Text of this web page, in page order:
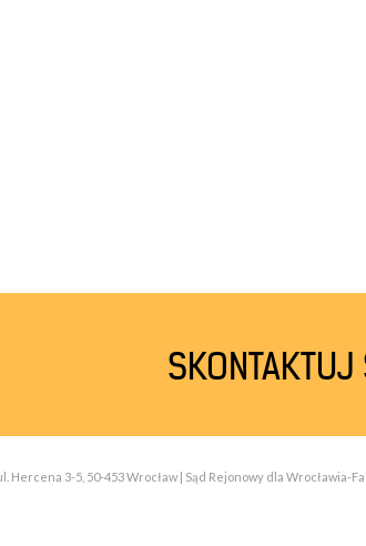
Hercena 3-5, 50-453 Wrocław | Sąd Rejonowy dla Wrocławia-